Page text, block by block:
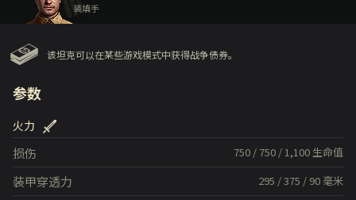
装填手
该坦克可以在某些游戏模式中获得战争债券。
参数
火力
750 / 750 / 1,100 生命值
损伤
295 /375 / 90 毫米
装甲穿透力